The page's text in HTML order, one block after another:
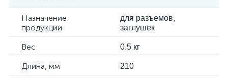
Назначение
продукции
для разъемов,
заглушек
Вес 0.5 кг
Длина, мм 210